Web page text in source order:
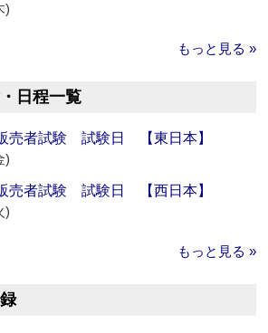
)
もっと見る »
日程一覧
売者試験 試験日 【東日本】
)
売者試験 試験日 【西日本】
)
もっと見る »